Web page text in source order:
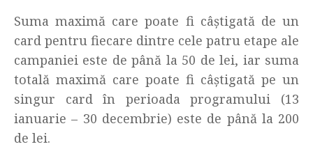
Suma maximă care poate fi câștigată de un
card pentru fiecare dintre cele patru etape ale
campaniei este de până la 50 de lei, iar suma
totală maximă care poate fi câștigată pe un
singur card în perioada programului (13
ianuarie – 30 decembrie) este de până la 200
de lei.